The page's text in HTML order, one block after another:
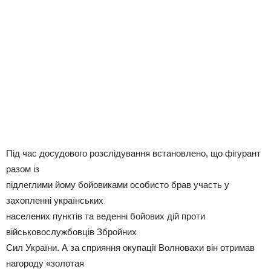
Під час досудового розслідування встановлено, що фігурант
разом із
підлеглими йому бойовиками особисто брав участь у
захопленні українських
населених пунктів та веденні бойових дій проти
військовослужбовців Збройних
Сил України. А за сприяння окупації Волновахи він отримав
нагороду «золотая